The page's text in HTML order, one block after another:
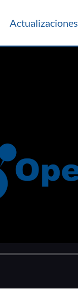
Actualizaciones